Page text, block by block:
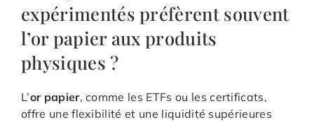
expérimentés préfèrent souvent
l’or papier aux produits
physiques ?
L’or papier, comme les ETFs ou les certificats,
offre une flexibilité et une liquidité supérieures